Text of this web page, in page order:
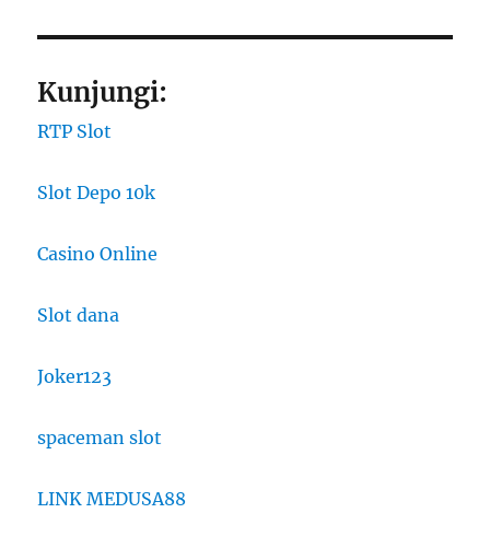
Kunjungi:
RTP Slot
Slot Depo 10k
Casino Online
Slot dana
Joker123
spaceman slot
LINK MEDUSA88